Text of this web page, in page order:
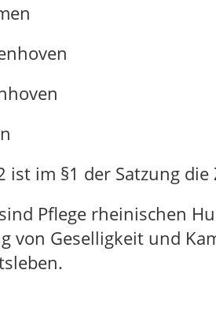
im §1 der Satzung
Pflege rheinischen
von Geselligkeit und